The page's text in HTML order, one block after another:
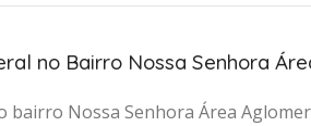
no Bairro Nossa Senhora
bairro Nossa Senhora Área